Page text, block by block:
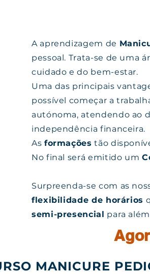
A aprendizagem de
pessoal. Trata-se de uma
cuidado e do bem-estar.
Uma das principais
possível começar a
autónoma, atendendo ao
independência financeira.
As formações tão
No final será emitido um
Surpreenda-se com as
flexibilidade de horários
semi-presencial para
MANICURE